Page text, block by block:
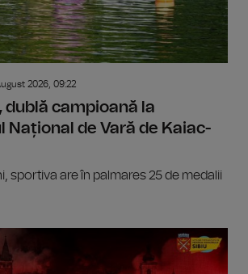
2026, 09:22
dublă campioană la
Național de Vară de Kaiac-
sportiva are în palmares 25 de medalii